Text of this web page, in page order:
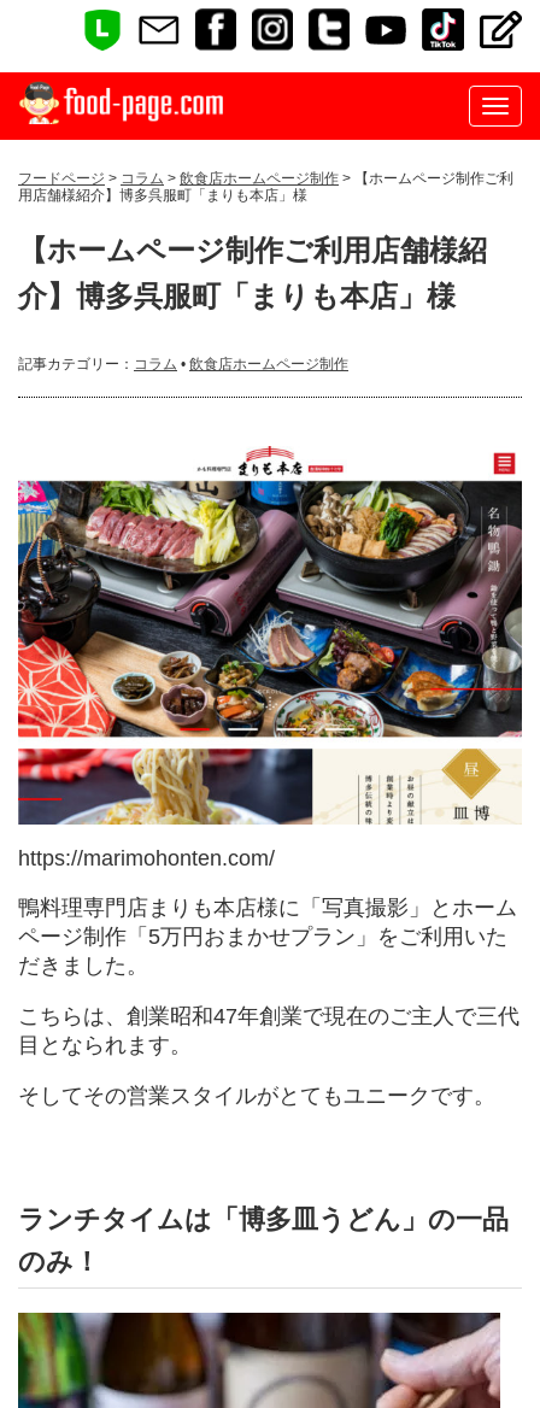
フードページ > コラム > 飲食店ホームページ制作 > 【ホームページ制作ご利
用店舗様紹介】博多呉服町「まりも本店」様
【ホームページ制作ご利用店舗様紹
介】博多呉服町「まりも本店」様
記事カテゴリー： コラム • 飲食店ホームページ制作
https://marimohonten.com/
鴨料理専門店まりも本店様に「写真撮影」とホーム
ページ制作「5万円おまかせプラン」をご利用いた
だきました。
こちらは、創業昭和47年創業で現在のご主人で三代
目となられます。
そしてその営業スタイルがとてもユニークです。
ランチタイムは「博多皿うどん」の一品
のみ！